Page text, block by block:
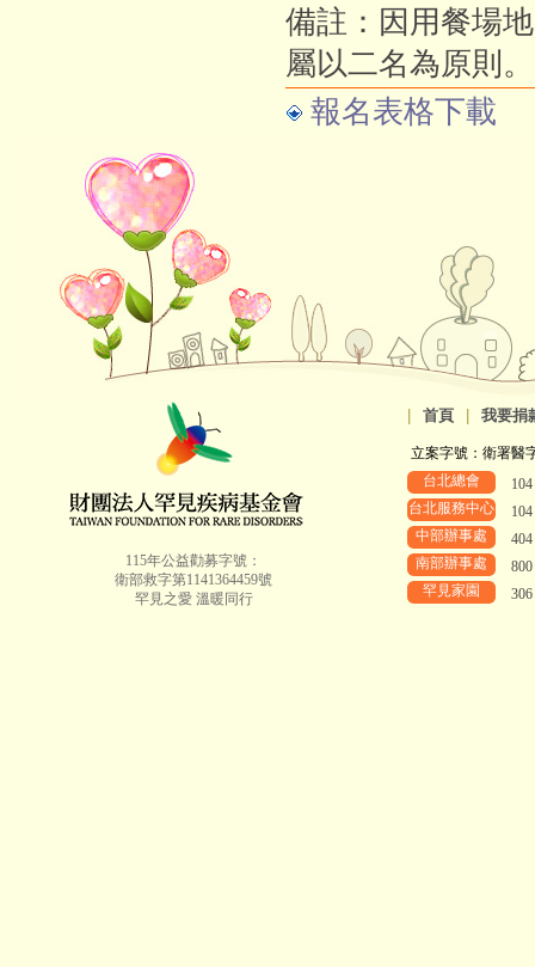
備註：因用餐場
屬以二名為原則。
報名表格下載
115年公益勸募字號：
衛部救字第1141364459號
罕見之愛 溫暖同行
首頁 我要捐
立案字號：衛署醫
台北總會
台北服務中心
中部辦事處
南部辦事處
罕見家園